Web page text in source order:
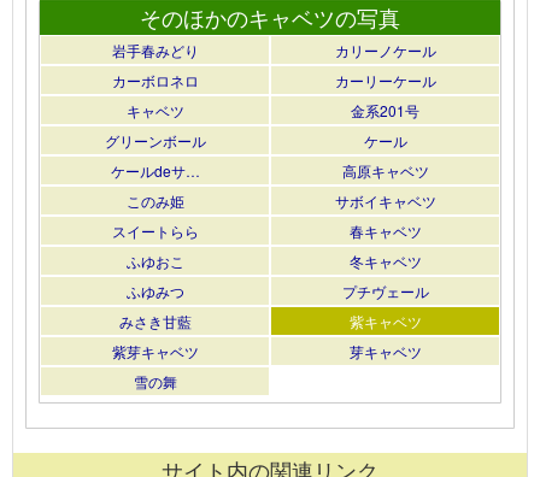
そのほかのキャベツの写真
岩手春みどり
カリーノケール
カーボロネロ
カーリーケール
キャベツ
金系201号
グリーンボール
ケール
ケールdeサ…
高原キャベツ
このみ姫
サボイキャベツ
スイートらら
春キャベツ
ふゆおこ
冬キャベツ
ふゆみつ
プチヴェール
みさき甘藍
紫キャベツ
紫芽キャベツ
芽キャベツ
雪の舞
サイト内の関連リンク